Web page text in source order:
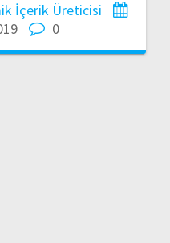
İçerik Üreticisi
0